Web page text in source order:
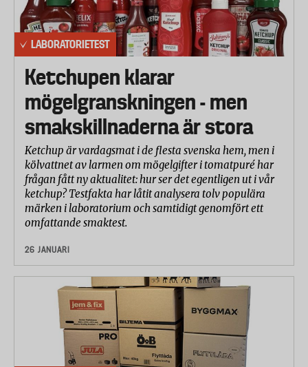
LABORATORIETEST
Ketchupen klarar
mögelgranskningen - men
smakskillnaderna är stora
Ketchup är vardagsmat i de flesta svenska hem, men i
kölvattnet av larmen om mögelgifter i tomatpuré har
frågan fått ny aktualitet: hur ser det egentligen ut i vår
ketchup? Testfakta har låtit analysera tolv populära
märken i laboratorium och samtidigt genomfört ett
omfattande smaktest.
26 JANUARI